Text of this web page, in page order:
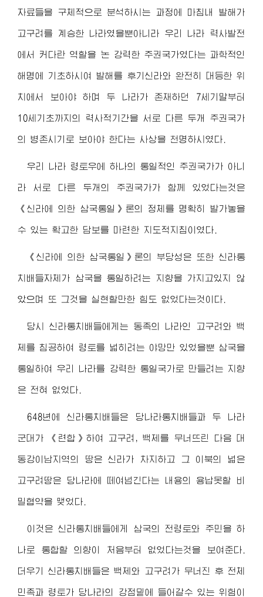
자료들을 구체적으로 분석하시는 과정에 마침내 발해가
고구려를 계승한 나라였을뿐아니라 우리 나라 력사발전
에서 커다란 역할을 논 강력한 주권국가였다는 과학적인
해명에 기초하시여 발해를 후기신라와 완전히 대등한 위
치에서 보아야 하며 두 나라가 존재하던 7세기말부터
10세기초까지의 력사적기간을 서로 다른 두개 주권국가
의 병존시기로 보아야 한다는 사상을 천명하시였다.
우리 나라 령토우에 하나의 통일적인 주권국가가 아니
라 서로 다른 두개의 주권국가가 함께 있었다는것은
《신라에 의한 삼국통일》론의 정체를 명확히 발가놓을
수 있는 확고한 담보를 마련한 지도적지침이였다.
《신라에 의한 삼국통일》론의 부당성은 또한 신라통
치배들자체가 삼국을 통일하려는 지향을 가지고있지 않
았으며 또 그것을 실현할만한 힘도 없었다는것이다.
당시 신라통치배들에게는 동족의 나라인 고구려와 백
제를 침공하여 령토를 넓히려는 야망만 있었을뿐 삼국을
통일하여 우리 나라를 강력한 통일국가로 만들려는 지향
은 전혀 없었다.
648년에 신라통치배들은 당나라통치배들과 두 나라
군대가 《련합》하여 고구려, 백제를 무너뜨린 다음 대
동강이남지역의 땅은 신라가 차지하고 그 이북의 넓은
고구려땅은 당나라에 떼여넘긴다는 내용의 용납못할 비
밀협약을 맺었다.
이것은 신라통치배들에게 삼국의 전령토와 주민을 하
나로 통합할 의향이 처음부터 없었다는것을 보여준다.
더우기 신라통치배들은 백제와 고구려가 무너진 후 전체
민족과 령토가 당나라의 강점밑에 들어갈수 있는 위험이